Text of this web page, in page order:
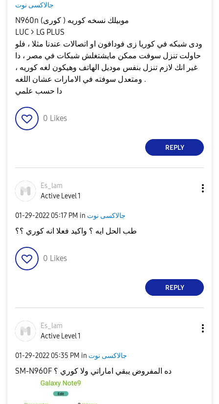
جالاكسى نوت
N960n موبيلك نسخه كوريه ( كورى)
LUC > LG PLUS
ودى شبكه في كوريا زى فودافون او اتصالات عندنا مثلا ، فلو
حاولت تنزل سوفت ممكن مايشتغلش شبكات في مصر ، دا
غير انك لازم تنزل بنفس موديل الهاتف وهيكون لغه كوريه ،
ومتعدل سوفته في الامارات عشان اللغه .
دا حسب علمي
0 Likes
REPLY
Es_lam
Active Level 1
‎01-29-2022 05:17 PM in جالاكسى نوت
طب الحل ايه ؟ واكيد فعلا انه كوري ؟؟
0 Likes
REPLY
Es_lam
Active Level 1
‎01-29-2022 05:35 PM in جالاكسى نوت
SM-N960F ده المفروض يبقي اماراتي ولا كوري ؟